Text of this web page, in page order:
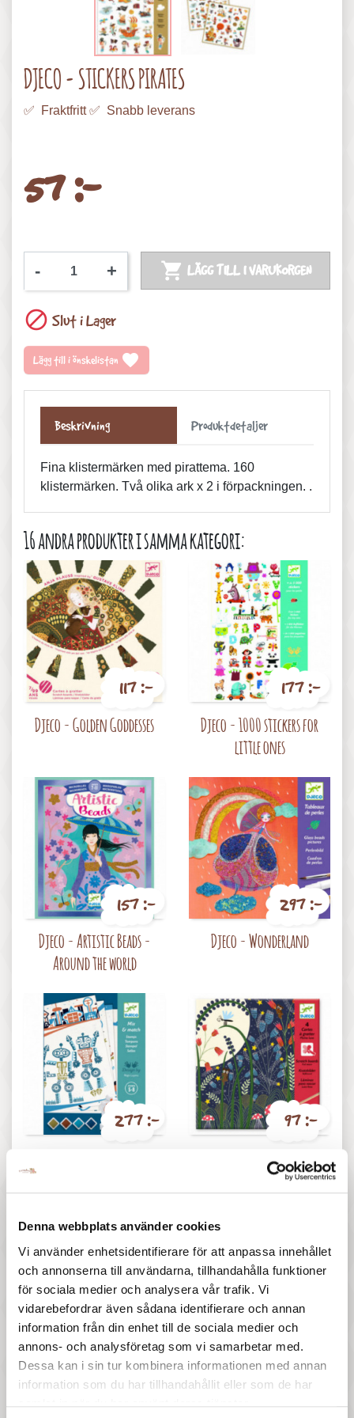
Denna webbplats använder cookies
Vi använder enhetsidentifierare för att anpassa innehållet
och annonserna till användarna, tillhandahålla funktioner
för sociala medier och analysera vår trafik. Vi
vidarebefordrar även sådana identifierare och annan
information från din enhet till de sociala medier och
annons- och analysföretag som vi samarbetar med.
Dessa kan i sin tur kombinera informationen med annan
information som du har tillhandahållit eller som de har
DJECO - STICKERS PIRATES
✅ Fraktfritt ✅ Snabb leverans
57 :-
- +  LÄGG TILL I VARUKORGEN
 Slut i Lager
Lägg till i önskelistan favorite
Beskrivning Produktdetaljer
Fina klistermärken med pirattema. 160
klistermärken. Två olika ark x 2 i förpackningen. .
16 andra produkter i samma kategori:
117 :-
Djeco - Golden Goddesses
177 :-
Djeco - 1000 stickers for
little ones
157 :-
Djeco - Artistic Beads -
Around the world
297 :-
Djeco - Wonderland
277 :- 97 :-
Djeco - Scratch card, Full
moon
Pris
317 :-
Djeco - Sea lights
57 :-
Djeco - Stickers Princess
Marguerite